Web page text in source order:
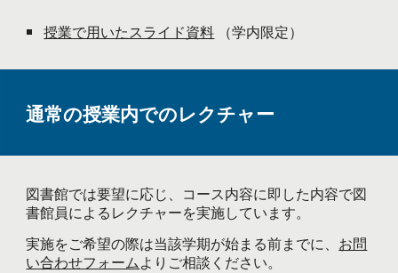
授業で用いたスライド資料 （学内限定）
通常の授業内でのレクチャー
図書館では要望に応じ、コース内容に即した内容で図
書館員によるレクチャーを実施しています。
実施をご希望の際は当該学期が始まる前までに、 お問
い合わせフォームよりご相談ください。